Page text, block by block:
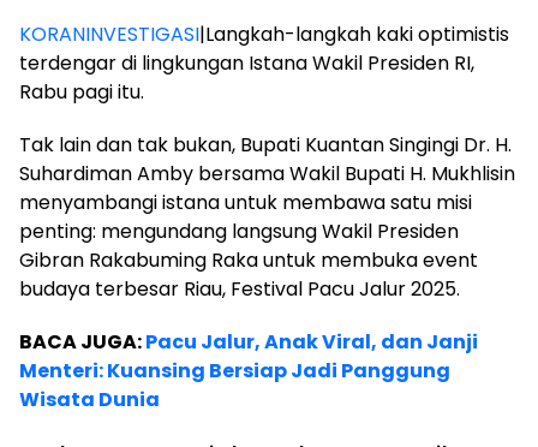
KORANINVESTIGASI|Langkah-langkah kaki optimistis
terdengar di lingkungan Istana Wakil Presiden RI,
Rabu pagi itu.
Tak lain dan tak bukan, Bupati Kuantan Singingi Dr. H.
Suhardiman Amby bersama Wakil Bupati H. Mukhlisin
menyambangi istana untuk membawa satu misi
penting: mengundang langsung Wakil Presiden
Gibran Rakabuming Raka untuk membuka event
budaya terbesar Riau, Festival Pacu Jalur 2025.
BACA JUGA:Pacu Jalur, Anak Viral, dan Janji
Menteri: Kuansing Bersiap Jadi Panggung
Wisata Dunia